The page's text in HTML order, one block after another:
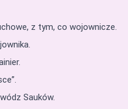
z tym, co wojownicze.
Sauków.